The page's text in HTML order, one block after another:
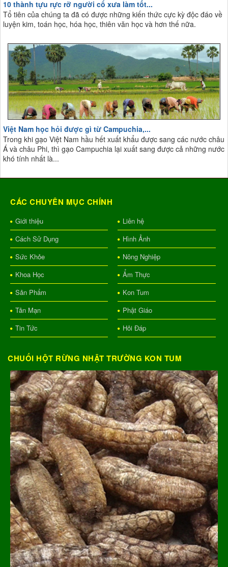
10 thành tựu rực rỡ người cổ xưa làm tốt...
Tổ tiên của chúng ta đã có được những kiến thức cực kỳ độc đáo về
luyện kim, toán học, hóa học, thiên văn học và hơn thế nữa.
Việt Nam học hỏi được gì từ Campuchia,...
Trong khi gạo Việt Nam hầu hết xuất khẩu được sang các nước châu
Á và châu Phi, thì gạo Campuchia lại xuất sang được cả những nước
khó tính nhất là...
CÁC CHUYÊN MỤC CHÍNH
Giới thiệu
Liên hệ
Cách Sử Dụng
Hình Ảnh
Sức Khỏe
Nông Nghiệp
Khoa Học
Ẩm Thực
Sản Phẩm
Kon Tum
Tản Mạn
Phật Giáo
Tin Tức
Hỏi Đáp
CHUỐI HỘT RỪNG NHẬT TRƯỜNG KON TUM